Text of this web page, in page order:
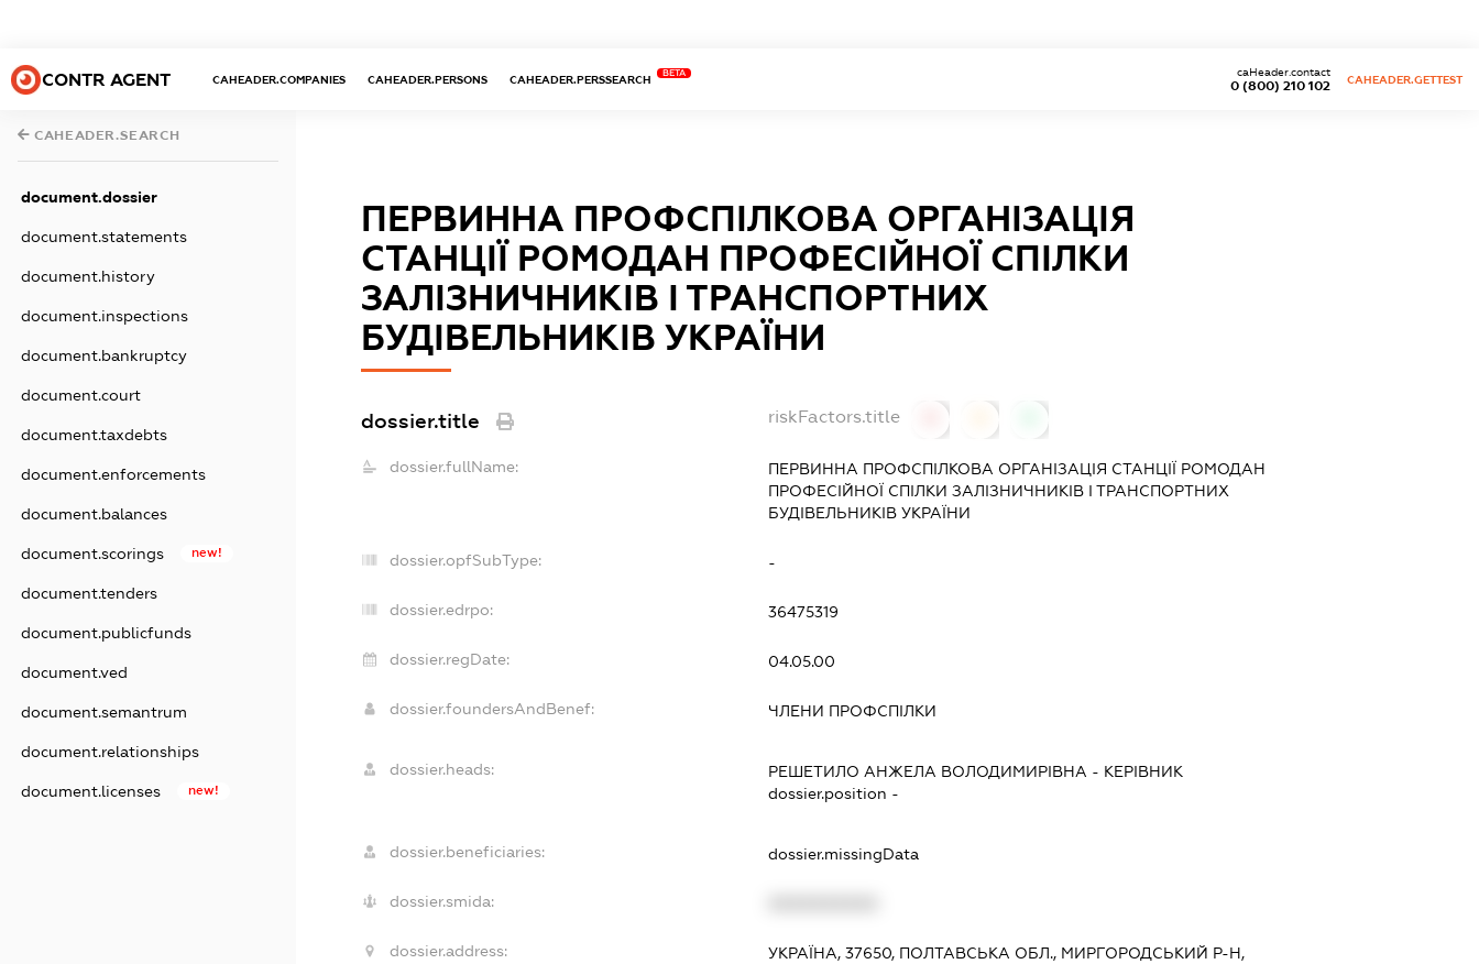
CONTR AGENT CAHEADER.COMPANIES CAHEADER.PERSONS CAHEADER.PERSSEARCH
BETA
0 (800) 210 102
caHeader.contact
CAHEADER.GETTEST
CAHEADER.SEARCH
document.dossier
document.statements
document.history
document.inspections
document.bankruptcy
document.court
document.taxdebts
document.enforcements
document.balances
document.scorings new!
document.tenders
document.publicfunds
document.ved
document.semantrum
document.relationships
document.licenses new!
ПЕРВИННА ПРОФСПІЛКОВА ОРГАНІЗАЦІЯ
СТАНЦІЇ РОМОДАН ПРОФЕСІЙНОЇ СПІЛКИ
ЗАЛІЗНИЧНИКІВ І ТРАНСПОРТНИХ
БУДІВЕЛЬНИКІВ УКРАЇНИ
dossier.title riskFactors.title
dossier.fullName:
ПЕРВИННА ПРОФСПІЛКОВА ОРГАНІЗАЦІЯ СТАНЦІЇ РОМОДАН
ПРОФЕСІЙНОЇ СПІЛКИ ЗАЛІЗНИЧНИКІВ І ТРАНСПОРТНИХ
БУДІВЕЛЬНИКІВ УКРАЇНИ
dossier.opfSubType: -
dossier.edrpo: 36475319
dossier.regDate: 04.05.00
dossier.foundersAndBenef: ЧЛЕНИ ПРОФСПІЛКИ
dossier.heads: РЕШЕТИЛО АНЖЕЛА ВОЛОДИМИРІВНА - КЕРІВНИК
dossier.position -
dossier.beneficiaries: dossier.missingData
dossier.smida:
dossier.address:
УКРАЇНА, 37650, ПОЛТАВСЬКА ОБЛ., МИРГОРОДСЬКИЙ Р-Н,